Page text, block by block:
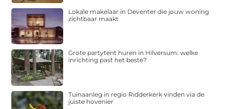
Lokale makelaar in Deventer die jouw woning
zichtbaar maakt
Grote partytent huren in Hilversum: welke
inrichting past het beste?
Tuinaanleg in regio Ridderkerk vinden via de
juiste hovenier